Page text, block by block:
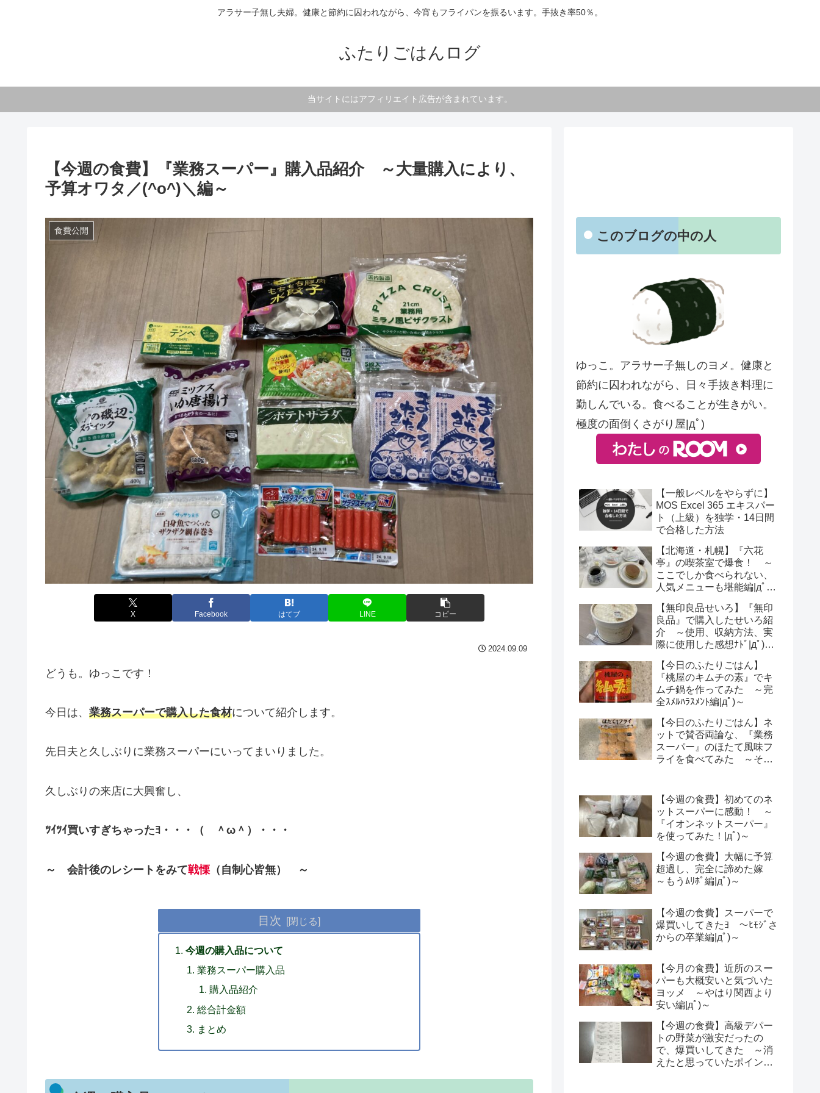
アラサー子無し夫婦。健康と節約に囚われながら、今宵もフライパンを振るいます。手抜き率50％。
ふたりごはんログ
当サイトにはアフィリエイト広告が含まれています。
【今週の食費】『業務スーパー』購入品紹介 ～大量購入により、
予算オワタ／(^o^)＼編～
食費公開
X Facebook はてブ LINE コピー
2024.09.09
どうも。ゆっこです！
今日は、 業務スーパーで購入した食材について紹介します。
先日夫と久しぶりに業務スーパーにいってまいりました。
久しぶりの来店に大興奮し、
ﾂｲﾂｲ買いすぎちゃったﾖ・・・（ ＾ω＾）・・・
～ 会計後のレシートをみて戦慄 （自制心皆無） ～
目次
今週の購入品について
業務スーパー購入品
購入品紹介
総合計金額
まとめ
このブログの中の人
ゆっこ。アラサー子無しのヨメ。健康と
節約に囚われながら、日々手抜き料理に
勤しんでいる。食べることが生きがい。
極度の面倒くさがり屋|дﾟ)
【一般レベルをやらずに】
MOS Excel 365 エキスパー
ト（上級）を独学・14日間
で合格した方法
【北海道・札幌】『六花
亭』の喫茶室で爆食！ ～
ここでしか食べられない、
人気メニューも堪能編|дﾟ)
【無印良品せいろ】『無印
良品』で購入したせいろ紹
介 ～使用、収納方法、実
際に使用した感想ﾅﾄﾞ|дﾟ)～
【今日のふたりごはん】
『桃屋のキムチの素』でキ
ムチ鍋を作ってみた ～完
全ｽﾒﾙﾊﾗｽﾒﾝﾄ編|дﾟ)～
【今日のふたりごはん】ネ
ットで賛否両論な、『業務
スーパー』のほたて風味フ
ライを食べてみた ～その
【今週の食費】初めてのネ
ットスーパーに感動！ ～
『イオンネットスーパー』
を使ってみた！|дﾟ)～
【今週の食費】大幅に予算
超過し、完全に諦めた嫁
～もうﾑﾘﾎﾟ編|дﾟ)～
【今週の食費】スーパーで
爆買いしてきたﾖ ～ﾋﾓｼﾞさ
からの卒業編|дﾟ)～
【今月の食費】近所のスー
パーも大概安いと気づいた
ヨッメ ～やはり関西より
安い編|дﾟ)～
【今週の食費】高級デパー
トの野菜が激安だったの
で、爆買いしてきた ～消
えたと思っていたポイント